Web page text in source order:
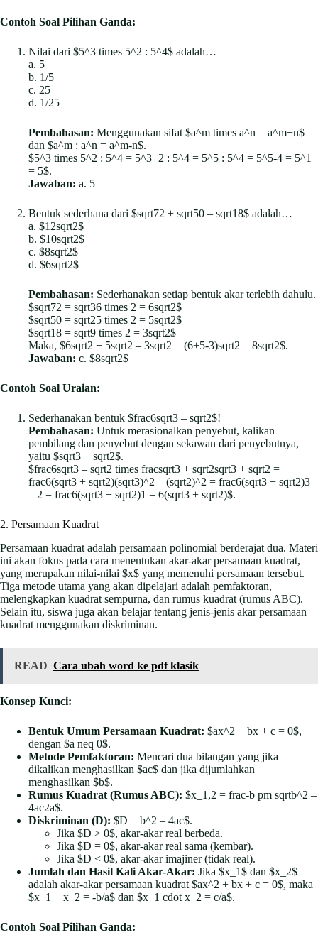
Contoh Soal Pilihan Ganda:
Nilai dari $5^3 times 5^2 : 5^4$ adalah…
a. 5
b. 1/5
c. 25
d. 1/25
Pembahasan: Menggunakan sifat $a^m times a^n = a^m+n$
dan $a^m : a^n = a^m-n$.
$5^3 times 5^2 : 5^4 = 5^3+2 : 5^4 = 5^5 : 5^4 = 5^5-4 = 5^1
= 5$.
Jawaban: a. 5
Bentuk sederhana dari $sqrt72 + sqrt50 – sqrt18$ adalah…
a. $12sqrt2$
b. $10sqrt2$
c. $8sqrt2$
d. $6sqrt2$
Pembahasan: Sederhanakan setiap bentuk akar terlebih dahulu.
$sqrt72 = sqrt36 times 2 = 6sqrt2$
$sqrt50 = sqrt25 times 2 = 5sqrt2$
$sqrt18 = sqrt9 times 2 = 3sqrt2$
Maka, $6sqrt2 + 5sqrt2 – 3sqrt2 = (6+5-3)sqrt2 = 8sqrt2$.
Jawaban: c. $8sqrt2$
Contoh Soal Uraian:
Sederhanakan bentuk $frac6sqrt3 – sqrt2$!
Pembahasan: Untuk merasionalkan penyebut, kalikan
pembilang dan penyebut dengan sekawan dari penyebutnya,
yaitu $sqrt3 + sqrt2$.
$frac6sqrt3 – sqrt2 times fracsqrt3 + sqrt2sqrt3 + sqrt2 =
frac6(sqrt3 + sqrt2)(sqrt3)^2 – (sqrt2)^2 = frac6(sqrt3 + sqrt2)3
– 2 = frac6(sqrt3 + sqrt2)1 = 6(sqrt3 + sqrt2)$.
2. Persamaan Kuadrat
Persamaan kuadrat adalah persamaan polinomial berderajat dua. Materi
ini akan fokus pada cara menentukan akar-akar persamaan kuadrat,
yang merupakan nilai-nilai $x$ yang memenuhi persamaan tersebut.
Tiga metode utama yang akan dipelajari adalah pemfaktoran,
melengkapkan kuadrat sempurna, dan rumus kuadrat (rumus ABC).
Selain itu, siswa juga akan belajar tentang jenis-jenis akar persamaan
kuadrat menggunakan diskriminan.
READ Cara ubah word ke pdf klasik
Konsep Kunci:
Bentuk Umum Persamaan Kuadrat: $ax^2 + bx + c = 0$,
dengan $a neq 0$.
Metode Pemfaktoran: Mencari dua bilangan yang jika
dikalikan menghasilkan $ac$ dan jika dijumlahkan
menghasilkan $b$.
Rumus Kuadrat (Rumus ABC): $x_1,2 = frac-b pm sqrtb^2 –
4ac2a$.
Diskriminan (D): $D = b^2 – 4ac$.
Jika $D > 0$, akar-akar real berbeda.
Jika $D = 0$, akar-akar real sama (kembar).
Jika $D < 0$, akar-akar imajiner (tidak real).
Jumlah dan Hasil Kali Akar-Akar: Jika $x_1$ dan $x_2$
adalah akar-akar persamaan kuadrat $ax^2 + bx + c = 0$, maka
$x_1 + x_2 = -b/a$ dan $x_1 cdot x_2 = c/a$.
Contoh Soal Pilihan Ganda: